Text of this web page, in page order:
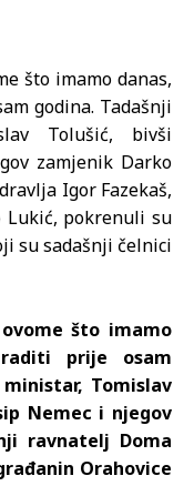
što imamo danas,
godina. Tadašnji
Tolušić, bivši
zamjenik Darko
Igor Fazekaš,
Lukić, pokrenuli su
su sadašnji čelnici
što imamo
prije osam
Tomislav
Nemec i njegov
ravnatelj Doma
Orahovice